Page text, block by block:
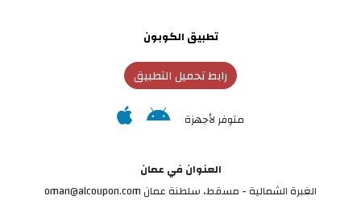
تطبيق الكوبون
رابط تحميل التطبيق
متوفر لأجهزة
العنوان في عمان
الغبرة الشمالية - مسقط، سلطنة عمان oman@alcoupon.com